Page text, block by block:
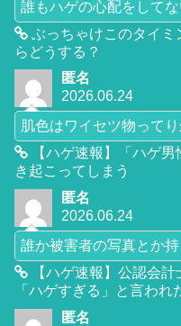
誰もハゲの心配をしてな
ぶっちゃけこのタイミ
らどうする？
匿名
2026.06.24
肌色はワイセツ物って
【ハゲ速報】「ハゲ
き起こってしまう
匿名
2026.06.24
誰か被害者の写真とか
【ハゲ速報】公認会
「ハゲすぎる」と言われ
匿名